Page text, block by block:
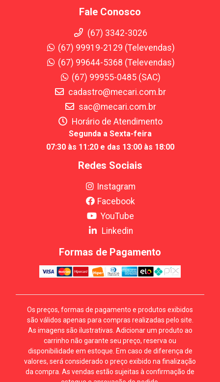
Fale Conosco
(67) 3342-3026
(67) 99919-2129 (Televendas)
(67) 99644-5368 (Televendas)
(67) 99955-0485 (SAC)
cadastro@mecari.com.br
sac@mecari.com.br
Horário de Atendimento
Segunda a Sexta-feira
07:30 às 11:20 e das 13:00 às 18:00
Redes Sociais
Instagram
Facebook
YouTube
Linkedin
Formas de Pagamento
Os preços, formas de pagamento e produtos exibidos
são válidos apenas para compras realizadas pelo site.
As imagens são ilustrativas. Adicionar um produto ao
carrinho não garante seu preço, reserva ou
disponibilidade em estoque. Em caso de diferença de
valores, será considerado o preço exibido na finalização
da compra. As vendas estão sujeitas à confirmação de